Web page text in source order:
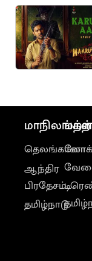
மாநிலங்கள்
தெலங்கானா
ஆந்திர
பிரதேசம்
தமிழ்நாடு
மற்ற